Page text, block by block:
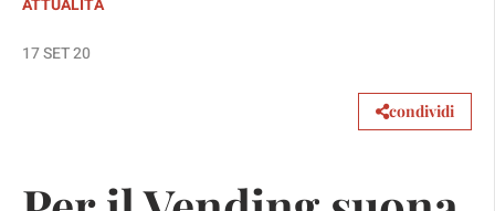
17 SET 20
condividi